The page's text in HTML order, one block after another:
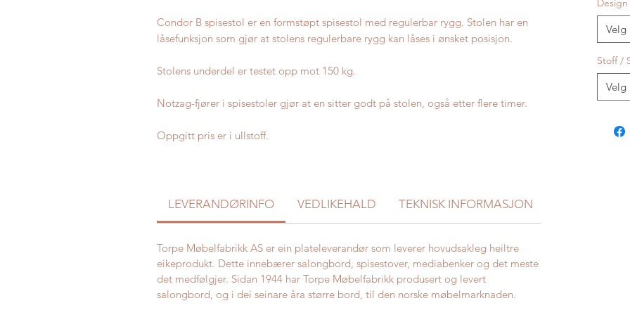
Condor B spisestol er en formstøpt spisestol med regulerbar rygg. Stolen har en
låsefunksjon som gjør at stolens regulerbare rygg kan låses i ønsket posisjon.
Stolens underdel er testet opp mot 150 kg.
Notzag-fjører i spisestoler gjør at en sitter godt på stolen, også etter flere timer.
Oppgitt pris er i ullstoff.
LEVERANDØRINFO VEDLIKEHALD TEKNISK INFORMASJON
Torpe Møbelfabrikk AS er ein plateleverandør som leverer hovudsakleg heiltre
eikeprodukt. Dette innebærer salongbord, spisestover, mediabenker og det meste
det medfølgjer. Sidan 1944 har Torpe Møbelfabrikk produsert og levert
salongbord, og i dei seinare åra større bord, til den norske møbelmarknaden.
Design
Velg
Stoff /
Velg